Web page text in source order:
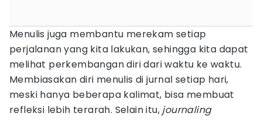
Menulis juga membantu merekam setiap
perjalanan yang kita lakukan, sehingga kita dapat
melihat perkembangan diri dari waktu ke waktu.
Membiasakan diri menulis di jurnal setiap hari,
meski hanya beberapa kalimat, bisa membuat
refleksi lebih terarah. Selain itu, journaling